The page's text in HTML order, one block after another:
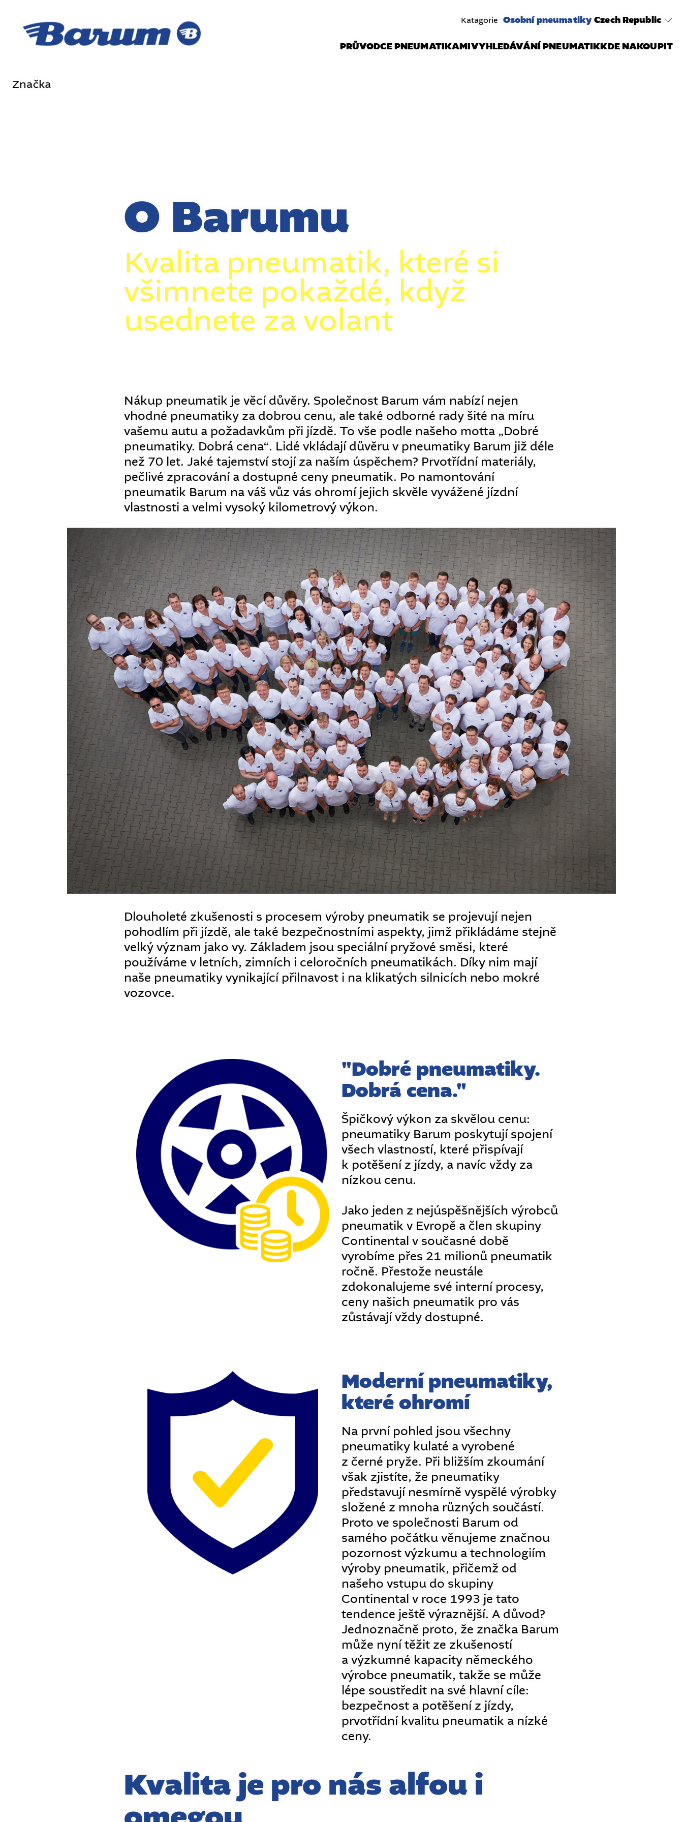
Katagorie Osobní pneumatiky Czech Republic
PRŮVODCE PNEUMATIKAMIVYHLEDÁVÁNÍ PNEUMATIKKDE NAKOUPIT
Značka
O Barumu
Kvalita pneumatik, které si
všimnete pokaždé, když
usednete za volant
Nákup pneumatik je věcí důvěry. Společnost Barum vám nabízí nejen
vhodné pneumatiky za dobrou cenu, ale také odborné rady šité na míru
vašemu autu a požadavkům při jízdě. To vše podle našeho motta „Dobré
pneumatiky. Dobrá cena“. Lidé vkládají důvěru v pneumatiky Barum již déle
než 70 let. Jaké tajemství stojí za naším úspěchem? Prvotřídní materiály,
pečlivé zpracování a dostupné ceny pneumatik. Po namontování
pneumatik Barum na váš vůz vás ohromí jejich skvěle vyvážené jízdní
vlastnosti a velmi vysoký kilometrový výkon.
Dlouholeté zkušenosti s procesem výroby pneumatik se projevují nejen
pohodlím při jízdě, ale také bezpečnostními aspekty, jimž přikládáme stejně
velký význam jako vy. Základem jsou speciální pryžové směsi, které
používáme v letních, zimních i celoročních pneumatikách. Díky nim mají
naše pneumatiky vynikající přilnavost i na klikatých silnicích nebo mokré
vozovce.
"Dobré pneumatiky.
Dobrá cena."
Špičkový výkon za skvělou cenu:
pneumatiky Barum poskytují spojení
všech vlastností, které přispívají
k potěšení z jízdy, a navíc vždy za
nízkou cenu.
Jako jeden z nejúspěšnějších výrobců
pneumatik v Evropě a člen skupiny
Continental v současné době
vyrobíme přes 21 milionů pneumatik
ročně. Přestože neustále
zdokonalujeme své interní procesy,
ceny našich pneumatik pro vás
zůstávají vždy dostupné.
Moderní pneumatiky,
které ohromí
Na první pohled jsou všechny
pneumatiky kulaté a vyrobené
z černé pryže. Při bližším zkoumání
však zjistíte, že pneumatiky
představují nesmírně vyspělé výrobky
složené z mnoha různých součástí.
Proto ve společnosti Barum od
samého počátku věnujeme značnou
pozornost výzkumu a technologiím
výroby pneumatik, přičemž od
našeho vstupu do skupiny
Continental v roce 1993 je tato
tendence ještě výraznější. A důvod?
Jednoznačně proto, že značka Barum
může nyní těžit ze zkušeností
a výzkumné kapacity německého
výrobce pneumatik, takže se může
lépe soustředit na své hlavní cíle:
bezpečnost a potěšení z jízdy,
prvotřídní kvalitu pneumatik a nízké
ceny.
Kvalita je pro nás alfou i